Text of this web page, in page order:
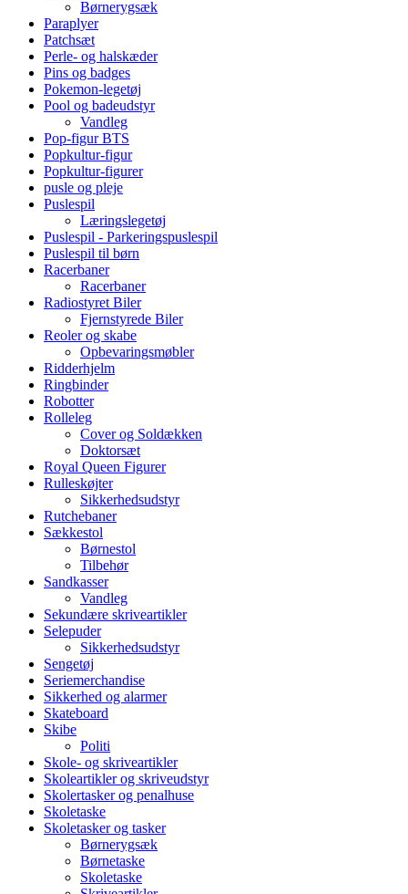
Børnerygsæk
Paraplyer
Patchsæt
Perle- og halskæder
Pins og badges
Pokemon-legetøj
Pool og badeudstyr
Vandleg
Pop-figur BTS
Popkultur-figur
Popkultur-figurer
pusle og pleje
Puslespil
Læringslegetøj
Puslespil - Parkeringspuslespil
Puslespil til børn
Racerbaner
Racerbaner
Radiostyret Biler
Fjernstyrede Biler
Reoler og skabe
Opbevaringsmøbler
Ridderhjelm
Ringbinder
Robotter
Rolleleg
Cover og Soldækken
Doktorsæt
Royal Queen Figurer
Rulleskøjter
Sikkerhedsudstyr
Rutchebaner
Sækkestol
Børnestol
Tilbehør
Sandkasser
Vandleg
Sekundære skriveartikler
Selepuder
Sikkerhedsudstyr
Sengetøj
Seriemerchandise
Sikkerhed og alarmer
Skateboard
Skibe
Politi
Skole- og skriveartikler
Skoleartikler og skriveudstyr
Skolertasker og penalhuse
Skoletaske
Skoletasker og tasker
Børnerygsæk
Børnetaske
Skoletaske